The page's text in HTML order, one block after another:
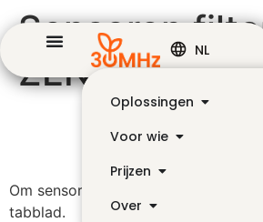
Oplossingen
Voor wie
Prijzen
Over
NL
Sensoren
ZENSIE
Om sensoren te filteren, ga je eerst
tabblad.